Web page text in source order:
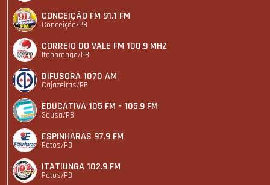
CONCEIÇÃO FM 91.1 FM
Conceição/PB
CORREIO DO VALE FM 100,9 MHZ
Itaporanga/PB
DIFUSORA 1070 AM
Cajazeiras/PB
EDUCATIVA 105 FM - 105.9 FM
Sousa/PB
ESPINHARAS 97.9 FM
Patos/PB
ITATIUNGA 102.9 FM
Patos/PB